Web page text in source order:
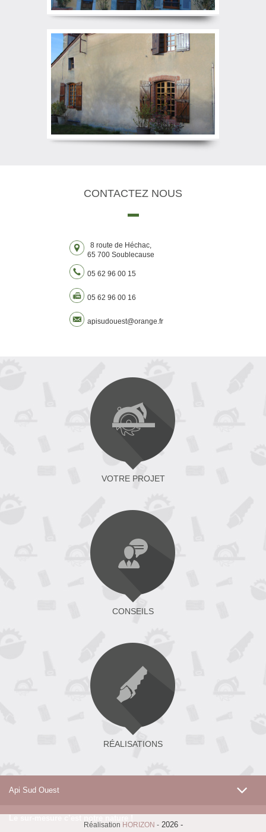
CONTACTEZ NOUS
8 route de Héchac,
65 700 Soublecause
05 62 96 00 15
05 62 96 00 16
apisudouest@orange.fr
VOTRE PROJET
CONSEILS
RÉALISATIONS
Api Sud Ouest
Réalisation HORIZON - 2026 -